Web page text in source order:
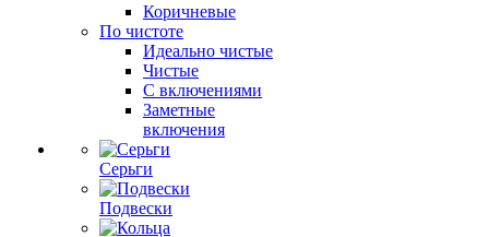
Коричневые
По чистоте
Идеально чистые
Чистые
С включениями
Заметные
включения
Серьги
Подвески